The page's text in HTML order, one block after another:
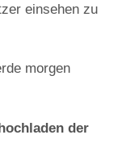
einsehen zu
morgen
der